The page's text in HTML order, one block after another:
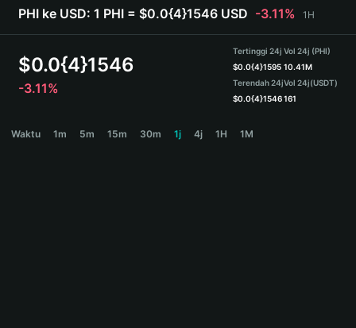
Bahasa Indonesia
ภาษาไทย
Español
Español (Argentina)
PHI ke USD: 1 PHI = $0.0{4}1546 USD -3.11% 1H
$0.0{4}1546
-3.11%
Tertinggi 24j
$0.0{4}1595
Terendah 24j
$0.0{4}1546
Vol 24j (PHI)
10.41M
Vol 24j(USDT)
161
Waktu 1m 5m 15m 30m 1j 4j 1H 1M